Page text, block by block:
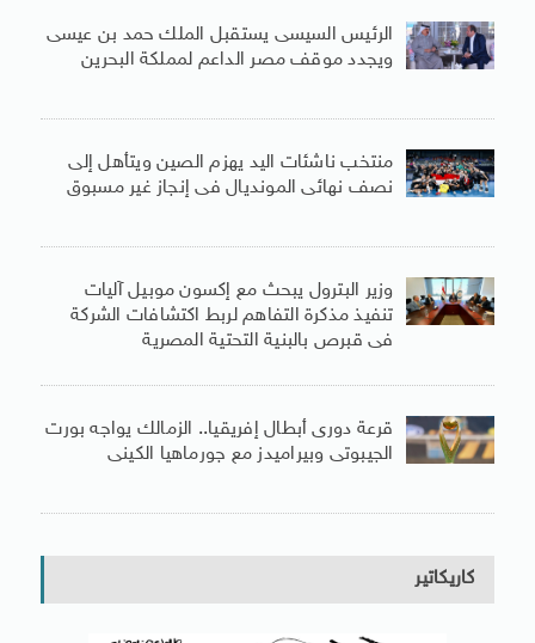
الرئيس السيسى يستقبل الملك حمد بن عيسى
ويجدد موقف مصر الداعم لمملكة البحرين
منتخب ناشئات اليد يهزم الصين ويتأهل إلى
نصف نهائى المونديال فى إنجاز غير مسبوق
وزير البترول يبحث مع إكسون موبيل آليات
تنفيذ مذكرة التفاهم لربط اكتشافات الشركة
فى قبرص بالبنية التحتية المصرية
قرعة دورى أبطال إفريقيا.. الزمالك يواجه بورت
الجيبوتى وبيراميدز مع جورماهيا الكينى
كاريكاتير